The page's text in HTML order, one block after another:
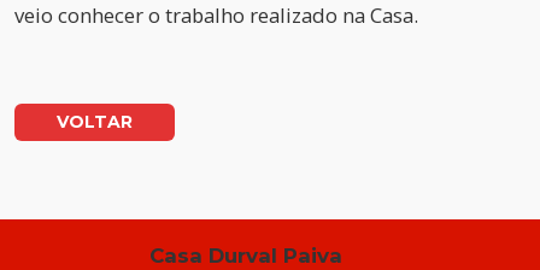
veio conhecer o trabalho realizado na Casa.
VOLTAR
Casa Durval Paiva